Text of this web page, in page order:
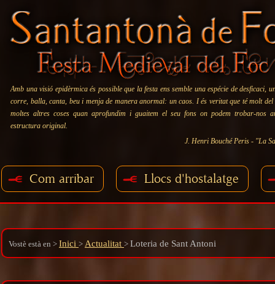
Amb una visió epidèrmica és possible que la festa ens semble una espécie de desficaci,
corre, balla, canta, beu i menja de manera anormal: un caos. I és veritat que té molt del
moltes altres coses quan aprofundim i guaitem el seu fons on podem trobar-nos
estructura original.
J. Henri Bouché Peris - "La
Com arribar Llocs d'hostalatge
Vostè està en > Inici > Actualitat > Loteria de Sant Antoni